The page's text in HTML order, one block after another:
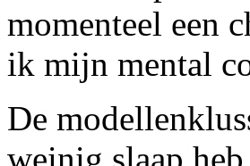
momenteel een
ik mijn mental
De
weinig slaap